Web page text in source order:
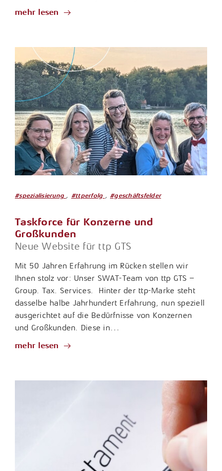
mehr lesen
#spezialisierung , #ttperfolg , #geschäftsfelder
Taskforce für Konzerne und
Großkunden
Neue Website für ttp GTS
Mit 50 Jahren Erfahrung im Rücken stellen wir
Ihnen stolz vor: Unser SWAT-Team von ttp GTS –
Group. Tax. Services. Hinter der ttp-Marke steht
dasselbe halbe Jahrhundert Erfahrung, nun speziell
ausgerichtet auf die Bedürfnisse von Konzernen
und Großkunden. Diese in…
mehr lesen